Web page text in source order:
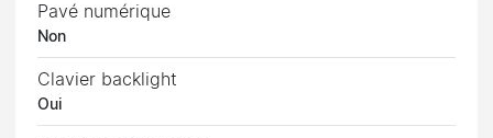
Pavé numérique
Non
Clavier backlight
Oui